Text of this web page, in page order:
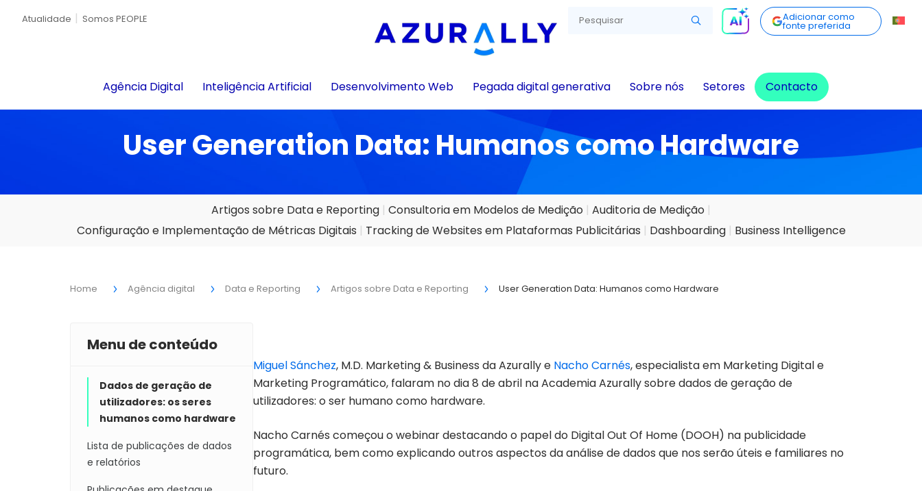
Atualidade Somos PEOPLE Adicionar como
fonte preferida
Agência Digital Inteligência Artificial Desenvolvimento Web Pegada digital generativa Sobre nós Setores Contacto
User Generation Data: Humanos como Hardware
Artigos sobre Data e Reporting Consultoria em Modelos de Medição
Auditoria de Medição
Configuração e Implementação de Métricas Digitais
Tracking de Websites em Plataformas Publicitárias Dashboarding Business Intelligence
Home Agência digital Data e Reporting Artigos sobre Data e Reporting User Generation Data: Humanos como Hardware
Menu de conteúdo
Dados de geração de
utilizadores: os seres
humanos como hardware
Lista de publicações de dados
e relatórios
Miguel Sánchez, M.D. Marketing & Business da Azurally e Nacho Carnés, especialista em Marketing Digital e
Marketing Programático, falaram no dia 8 de abril na Academia Azurally sobre dados de geração de
utilizadores: o ser humano como hardware.
Nacho Carnés começou o webinar destacando o papel do Digital Out Of Home (DOOH) na publicidade
programática, bem como explicando outros aspectos da análise de dados que nos serão úteis e familiares no
futuro.